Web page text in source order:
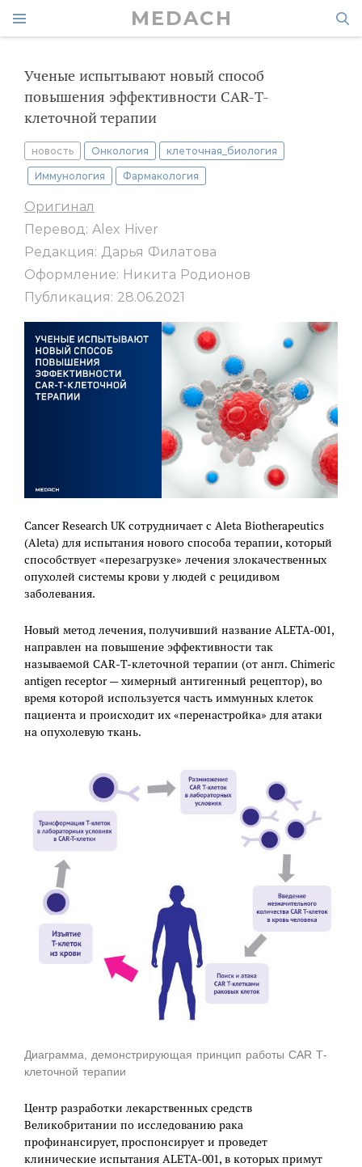
MEDACH
Ученые испытывают новый способ
повышения эффективности CAR-Т-
клеточной терапии
новость Онкология клеточная_биология
Иммунология Фармакология
Оригинал
Перевод: Alex Hiver
Редакция: Дарья Филатова
Оформление: Никита Родионов
Публикация: 28.06.2021
Cancer Research UK сотрудничает с Aleta Biotherapeutics
(Aleta) для испытания нового способа терапии, который
способствует «перезагрузке» лечения злокачественных
опухолей системы крови у людей с рецидивом
заболевания.
Новый метод лечения, получивший название ALETA-001,
направлен на повышение эффективности так
называемой CAR-Т-клеточной терапии (от англ. Chimeric
antigen receptor — химерный антигенный рецептор), во
время которой используется часть иммунных клеток
пациента и происходит их «перенастройка» для атаки
на опухолевую ткань.
Диаграмма, демонстрирующая принцип работы CAR Т-
клеточной терапии
Центр разработки лекарственных средств
Великобритании по исследованию рака
профинансирует, проспонсирует и проведет
клинические испытания ALETA-001, в которых примут